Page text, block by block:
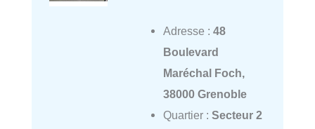
Adresse : 48
Boulevard
Maréchal Foch,
38000 Grenoble
Quartier : Secteur 2